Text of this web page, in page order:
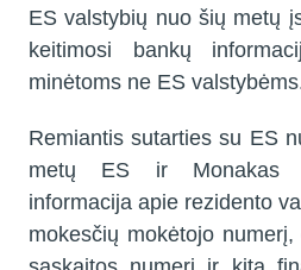
ES valstybių nuo šių metų
keitimosi bankų
minėtoms ne ES
Remiantis sutarties su ES
metų ES ir Monakas
informacija apie rezidento
mokesčių mokėtojo